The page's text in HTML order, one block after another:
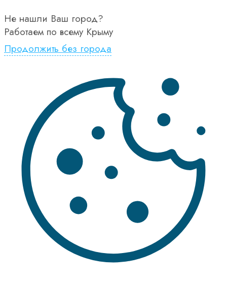
Не нашли Ваш город?
Работаем по всему Крыму
Продолжить без города